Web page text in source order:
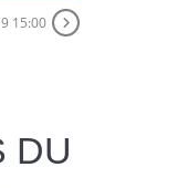
15:00
DU